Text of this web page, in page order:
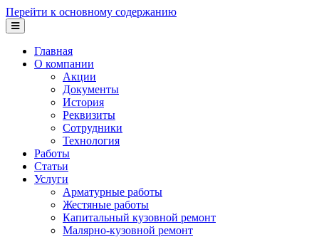
Перейти к основному содержанию
Главная
О компании
Акции
Документы
История
Реквизиты
Сотрудники
Технология
Работы
Статьи
Услуги
Арматурные работы
Жестяные работы
Капитальный кузовной ремонт
Малярно-кузовной ремонт